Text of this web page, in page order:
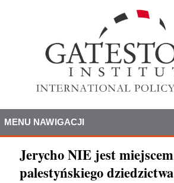
MENU NAWIGACJI
Jerycho NIE jest miejscem
palestyńskiego dziedzictwa